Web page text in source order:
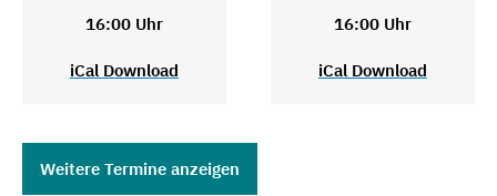
16:00 Uhr
iCal Download
16:00 Uhr
iCal Download
Weitere Termine anzeigen